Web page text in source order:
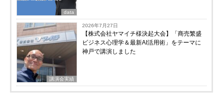
data
講演会実績
2026年7月27日
【株式会社ヤマイチ様決起大会】「商売繁盛
ビジネス心理学＆最新AI活用術」をテーマに
神戸で講演しました